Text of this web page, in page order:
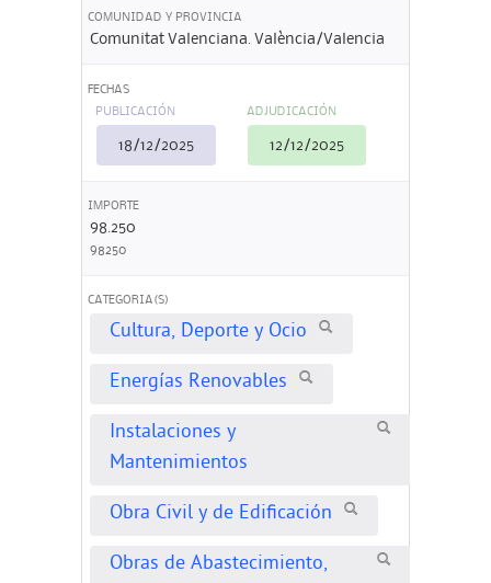
COMUNIDAD Y PROVINCIA
Comunitat Valenciana. València/Valencia
FECHAS
PUBLICACIÓN
18/12/2025
ADJUDICACIÓN
12/12/2025
IMPORTE
98.250
98250
CATEGORIA(S)
Cultura, Deporte y Ocio
Energías Renovables
Instalaciones y
Mantenimientos
Obra Civil y de Edificación
Obras de Abastecimiento,